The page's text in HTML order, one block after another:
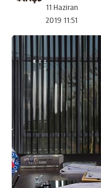
11 Haziran
2019 11:51